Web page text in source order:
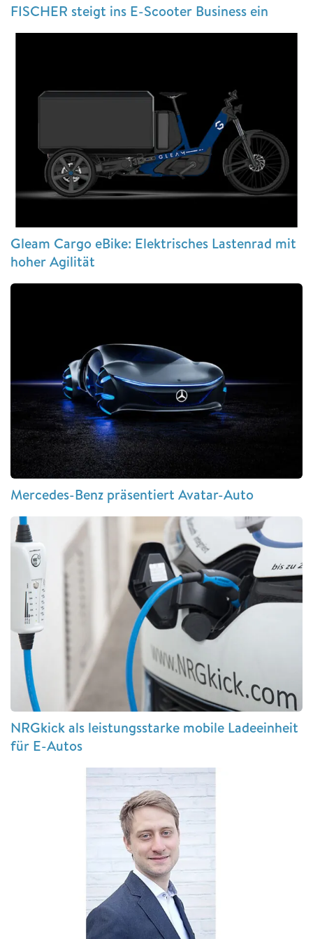
FISCHER steigt ins E-Scooter Business ein
Gleam Cargo eBike: Elektrisches Lastenrad mit
hoher Agilität
Mercedes-Benz präsentiert Avatar-Auto
NRGkick als leistungsstarke mobile Ladeeinheit
für E-Autos